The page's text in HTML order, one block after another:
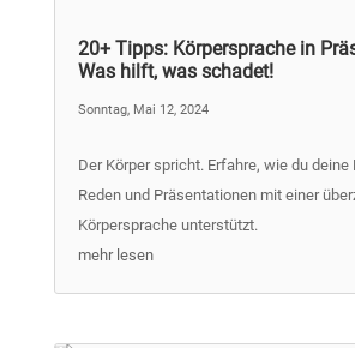
20+ Tipps: Körpersprache in
Was hilft, was schadet!
Sonntag, Mai 12, 2024
Der Körper spricht. Erfahre, wie du
Reden und Präsentationen mit einer
Körpersprache unterstützt.
mehr lesen